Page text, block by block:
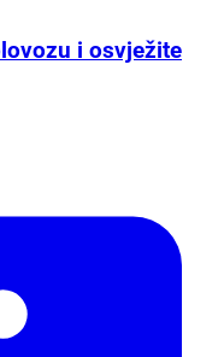
i osvježite